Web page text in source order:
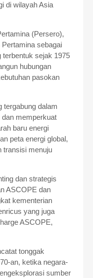
di wilayah Asia
(Persero),
sebagai
terbentuk sejak 1975
hubungan
pasokan
tergabung dalam
memperkuat
baru energi
peta energi global,
transisi menuju
dan strategis
ASCOPE dan
kementerian
yang juga
ASCOPE,
tonggak
an, ketika negara-
sumber